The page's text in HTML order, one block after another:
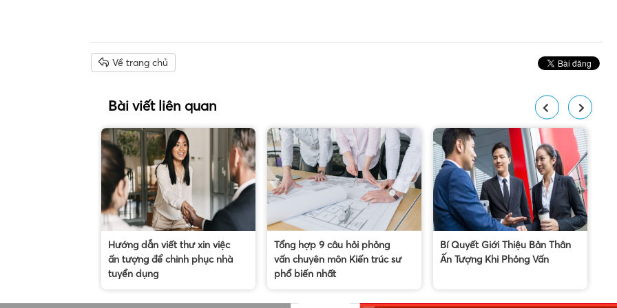
Về trang chủ
Bài viết liên quan
Hướng dẫn viết thư xin việc
ấn tượng để chinh phục nhà
tuyển dụng
Tổng hợp 9 câu hỏi phỏng
vấn chuyên môn Kiến trúc sư
phổ biến nhất
Bí Quyết Giới Thiệu Bản Thân
Ấn Tượng Khi Phỏng Vấn